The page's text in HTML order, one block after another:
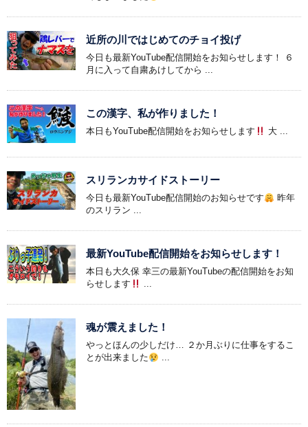
近所の川ではじめてのチョイ投げ
今日も最新YouTube配信開始をお知らせします！ ６
月に入って自粛あけしてから ...
この漢字、私が作りました！
本日もYouTube配信開始をお知らせします 大 ...
スリランカサイドストーリー
今日も最新YouTube配信開始のお知らせです
昨年
のスリラン ...
最新YouTube配信開始をお知らせします！
本日も大久保 幸三の最新YouTubeの配信開始をお知
らせします
...
魂が震えました！
やっとほんの少しだけ… ２か月ぶりに仕事をするこ
とが出来ました
...